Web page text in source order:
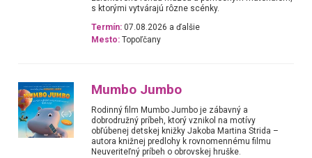
s ktorými vytvárajú rôzne scénky.
Termín: 07.08.2026 a ďalšie
Mesto: Topoľčany
Mumbo Jumbo
Rodinný film Mumbo Jumbo je zábavný a
dobrodružný príbeh, ktorý vznikol na motívy
obľúbenej detskej knižky Jakoba Martina Strida –
autora knižnej predlohy k rovnomennému filmu
Neuveriteľný príbeh o obrovskej hruške.